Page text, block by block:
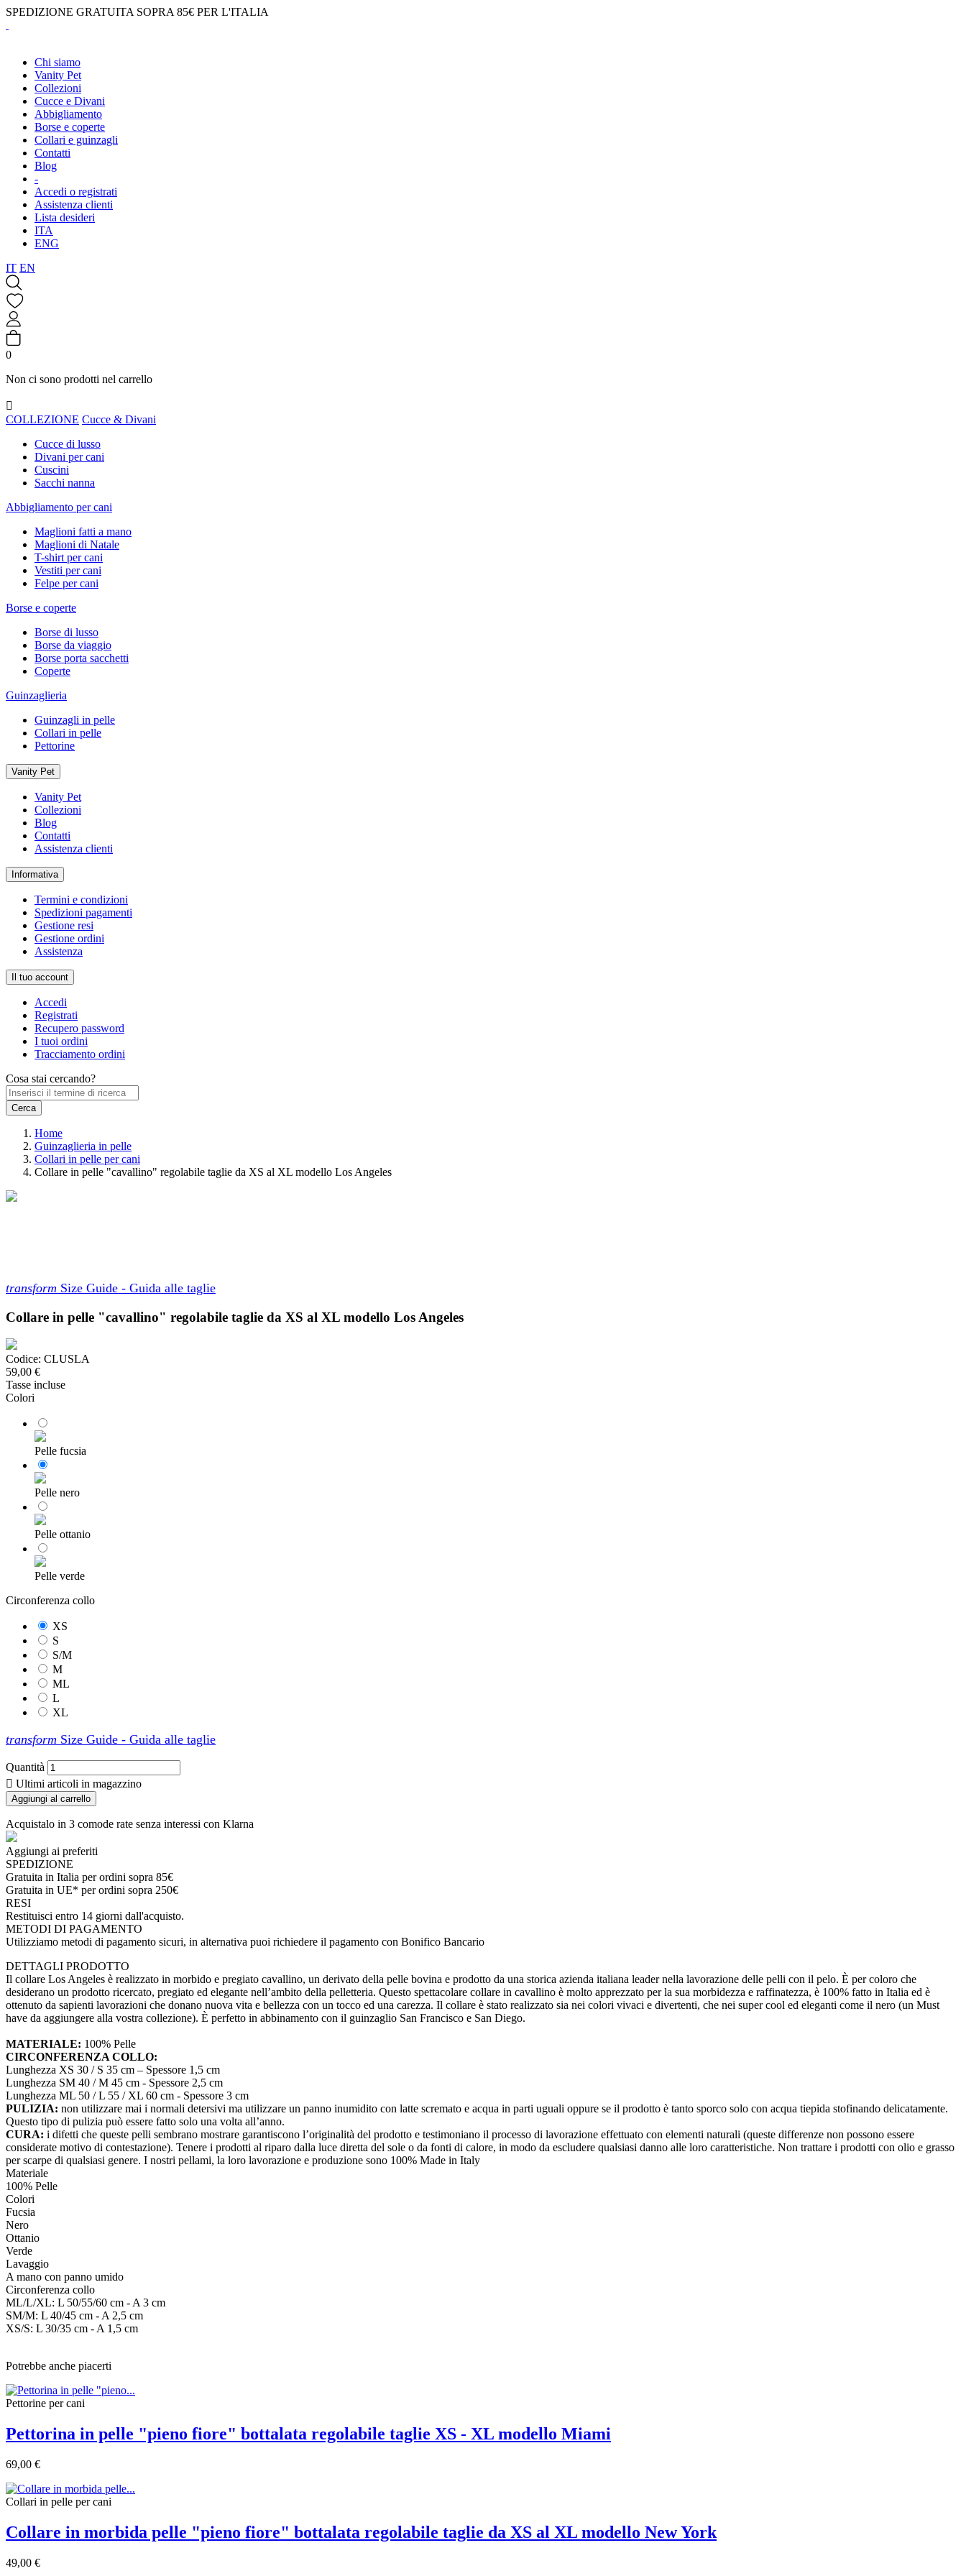
SPEDIZIONE GRATUITA SOPRA 85€ PER L'ITALIA
Chi siamo
Vanity Pet
Collezioni
Cucce e Divani
Abbigliamento
Borse e coperte
Collari e guinzagli
Contatti
Blog
-
Accedi o registrati
Assistenza clienti
Lista desideri
ITA
ENG
IT EN
0
Non ci sono prodotti nel carrello

COLLEZIONE Cucce & Divani
Cucce di lusso
Divani per cani
Cuscini
Sacchi nanna
Abbigliamento per cani
Maglioni fatti a mano
Maglioni di Natale
T-shirt per cani
Vestiti per cani
Felpe per cani
Borse e coperte
Borse di lusso
Borse da viaggio
Borse porta sacchetti
Coperte
Guinzaglieria
Guinzagli in pelle
Collari in pelle
Pettorine
Vanity Pet
Vanity Pet
Collezioni
Blog
Contatti
Assistenza clienti
Informativa
Termini e condizioni
Spedizioni pagamenti
Gestione resi
Gestione ordini
Assistenza
Il tuo account
Accedi
Registrati
Recupero password
I tuoi ordini
Tracciamento ordini
Cosa stai cercando?
Home
Guinzaglieria in pelle
Collari in pelle per cani
Collare in pelle "cavallino" regolabile taglie da XS al XL modello Los Angeles
transform Size Guide - Guida alle taglie
Collare in pelle "cavallino" regolabile taglie da XS al XL modello Los Angeles
Codice: CLUSLA
59,00 €
Tasse incluse
Colori
Pelle fucsia
Pelle nero
Pelle ottanio
Pelle verde
Circonferenza collo
XS
S
S/M
M
ML
L
XL
transform Size Guide - Guida alle taglie
Quantità
 Ultimi articoli in magazzino
Aggiungi al carrello
Acquistalo in 3 comode rate senza interessi con Klarna
Aggiungi ai preferiti
SPEDIZIONE
Gratuita in Italia per ordini sopra 85€
Gratuita in UE* per ordini sopra 250€
RESI
Restituisci entro 14 giorni dall'acquisto.
METODI DI PAGAMENTO
Utilizziamo metodi di pagamento sicuri, in alternativa puoi richiedere il pagamento con Bonifico Bancario
DETTAGLI PRODOTTO
Il collare Los Angeles è realizzato in morbido e pregiato cavallino, un derivato della pelle bovina e prodotto da una storica azienda italiana leader nella lavorazione delle pelli con il pelo. È per coloro che
desiderano un prodotto ricercato, pregiato ed elegante nell’ambito della pelletteria. Questo spettacolare collare in cavallino è molto apprezzato per la sua morbidezza e raffinatezza, è 100% fatto in Italia ed è
ottenuto da sapienti lavorazioni che donano nuova vita e bellezza con un tocco ed una carezza. Il collare è stato realizzato sia nei colori vivaci e divertenti, che nei super cool ed eleganti come il nero (un Must
have da aggiungere alla vostra collezione). È perfetto in abbinamento con il guinzaglio San Francisco e San Diego.
MATERIALE: 100% Pelle
CIRCONFERENZA COLLO:
Lunghezza XS 30 / S 35 cm – Spessore 1,5 cm
Lunghezza SM 40 / M 45 cm - Spessore 2,5 cm
Lunghezza ML 50 / L 55 / XL 60 cm - Spessore 3 cm
PULIZIA: non utilizzare mai i normali detersivi ma utilizzare un panno inumidito con latte scremato e acqua in parti uguali oppure se il prodotto è tanto sporco solo con acqua tiepida stofinando delicatamente.
Questo tipo di pulizia può essere fatto solo una volta all’anno.
CURA: i difetti che queste pelli sembrano mostrare garantiscono l’originalità del prodotto e testimoniano il processo di lavorazione effettuato con elementi naturali (queste differenze non possono essere
considerate motivo di contestazione). Tenere i prodotti al riparo dalla luce diretta del sole o da fonti di calore, in modo da escludere qualsiasi danno alle loro caratteristiche. Non trattare i prodotti con olio e grasso
per scarpe di qualsiasi genere. I nostri pellami, la loro lavorazione e produzione sono 100% Made in Italy
Materiale
100% Pelle
Colori
Fucsia
Nero
Ottanio
Verde
Lavaggio
A mano con panno umido
Circonferenza collo
ML/L/XL: L 50/55/60 cm - A 3 cm
SM/M: L 40/45 cm - A 2,5 cm
XS/S: L 30/35 cm - A 1,5 cm
Potrebbe anche piacerti
Pettorine per cani
Pettorina in pelle "pieno fiore" bottalata regolabile taglie XS - XL modello Miami
69,00 €
Collari in pelle per cani
Collare in morbida pelle "pieno fiore" bottalata regolabile taglie da XS al XL modello New York
49,00 €